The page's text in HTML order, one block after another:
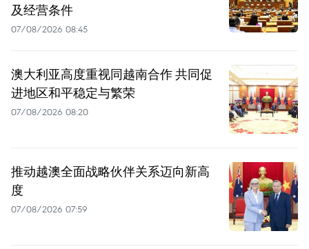
及经营条件
07/08/2026 08:45
澳大利亚高度重视同越南合作 共同促
进地区和平稳定与繁荣
07/08/2026 08:20
推动越澳全面战略伙伴关系迈向新高
度
07/08/2026 07:59